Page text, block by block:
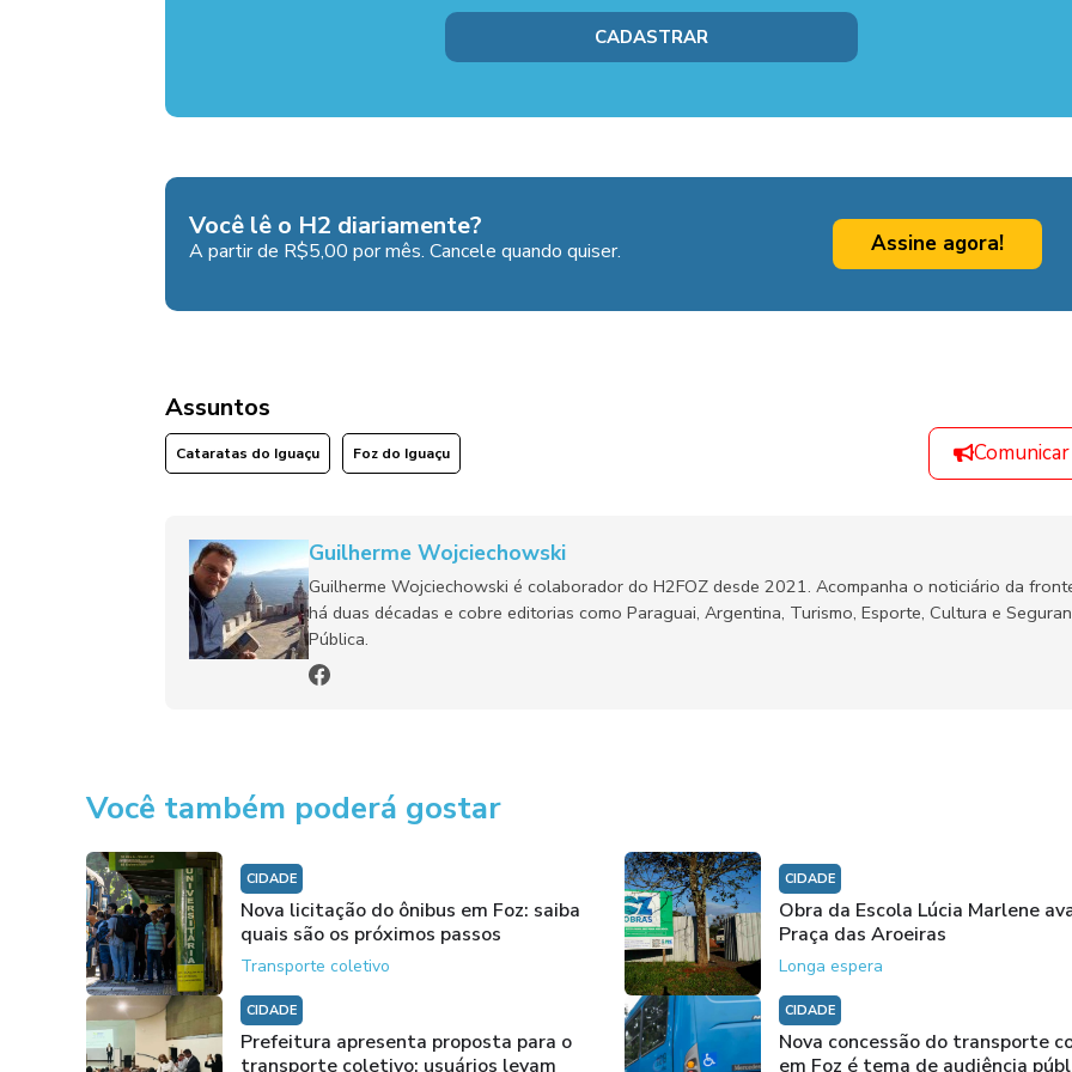
Você lê o H2 diariamente?
A partir de R$5,00 por mês. Cancele quando quiser. Assine agora!
Assuntos
Cataratas do Iguaçu Foz do Iguaçu
Guilherme Wojciechowski
Guilherme Wojciechowski é colaborador do H2FOZ desde 2021. Acompanha o noticiário da
há duas décadas e cobre editorias como Paraguai, Argentina, Turismo, Esporte, Cultura e
Pública.
Você também poderá gostar
CIDADE
Nova licitação do ônibus em Foz: saiba
quais são os próximos passos
Transporte coletivo
CIDADE
Obra da Escola Lúcia Marlene
Praça das Aroeiras
Longa espera
CIDADE
Prefeitura apresenta proposta para o
transporte coletivo; usuários levam
CIDADE
Nova concessão do transporte
em Foz é tema de audiência